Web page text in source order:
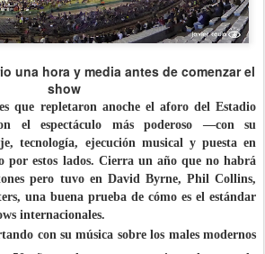
una hora y media antes de comenzar el
show
que repletaron anoche el aforo del Estadio
el espectáculo más poderoso —con su
tecnología, ejecución musical y puesta en
por estos lados. Cierra un año que no habrá
pero tuvo en David Byrne, Phil Collins,
una buena prueba de cómo es el estándar
internacionales.
con su música sobre los males modernos